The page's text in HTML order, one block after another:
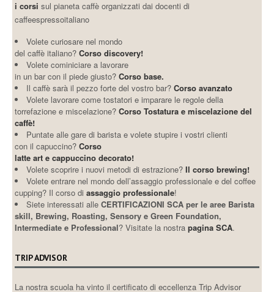
i corsi sul pianeta caffè organizzati dai docenti di
caffeespressoitaliano
Volete curiosare nel mondo
del caffè italiano? Corso discovery!
Volete cominiciare a lavorare
in un bar con il piede giusto? Corso base.
Il caffè sarà il pezzo forte del vostro bar?Corso avanzato
Volete lavorare come tostatori e imparare le regole della
torrefazione e miscelazione?Corso Tostatura e miscelazione del
caffè!
Puntate alle gare di barista e volete stupire i vostri clienti
con il capuccino?Corso
latte art e cappuccino decorato!
Volete scoprire i nuovi metodi di estrazione?Il corso brewing!
Volete entrare nel mondo dell’assaggio professionale e del coffee
cupping? Il corso diassaggio professionale!
Siete interessati alleCERTIFICAZIONI SCA per le aree Barista
skill, Brewing, Roasting, Sensory e Green Foundation,
Intermediate e Professional? Visitate la nostrapagina SCA.
TRIP ADVISOR
La nostra scuola ha vinto il certificato di eccellenza Trip Advisor